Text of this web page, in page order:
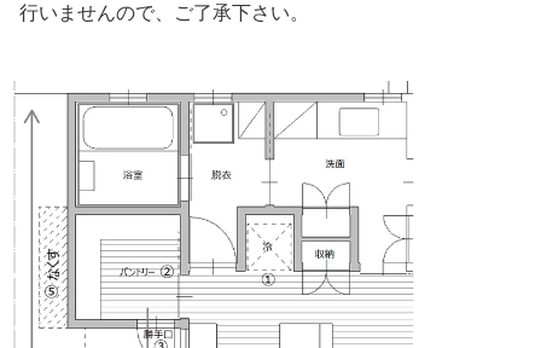
行いませんので、ご了承下さい。